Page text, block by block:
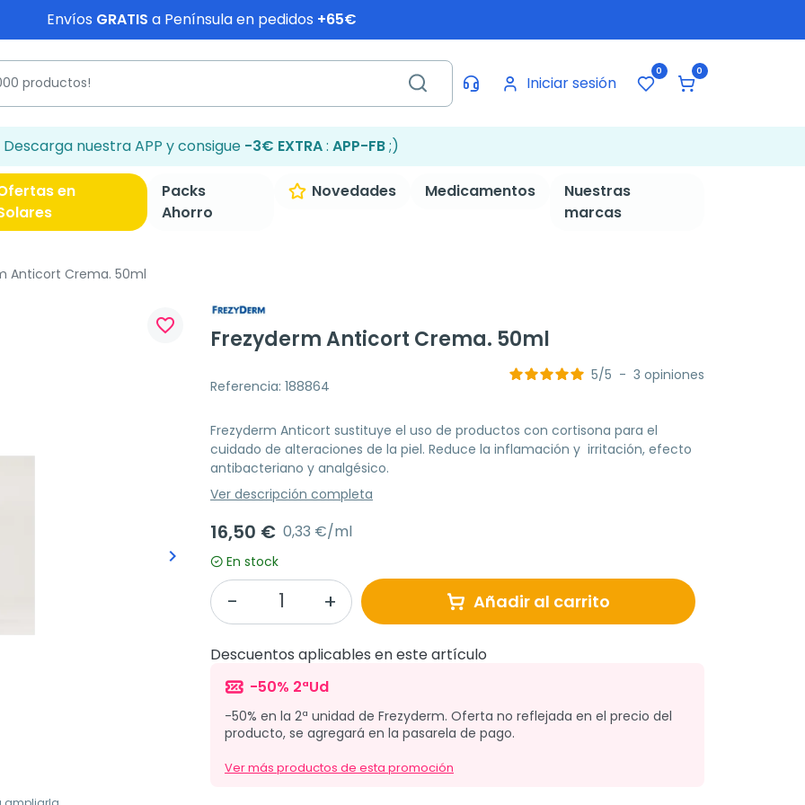
Envíos GRATIS a Península en pedidos +65€
Iniciar sesión
0 0
Descarga nuestra APP y consigue -3€ EXTRA: APP-FB;)
en
Packs
Ahorro
Novedades Medicamentos
Nuestras
marcas
Anticort Crema. 50ml
Siguiente
keyboard_arrow_right
favorite_border
Frezyderm Anticort Crema. 50ml
Referencia: 188864
5/5 - 3 opiniones
Frezyderm Anticort sustituye el uso de productos con cortisona para el
cuidado de alteraciones de la piel. Reduce la inflamación y irritación, efecto
antibacteriano y analgésico.
Ver descripción completa
16,50 € 0,33 €/ml
En stock
Añadir al carrito
Descuentos aplicables en este artículo
-50% 2ªUd
-50% en la 2ª unidad de Frezyderm. Oferta no reflejada en el precio del
producto, se agregará en la pasarela de pago.
Ver más productos de esta promoción